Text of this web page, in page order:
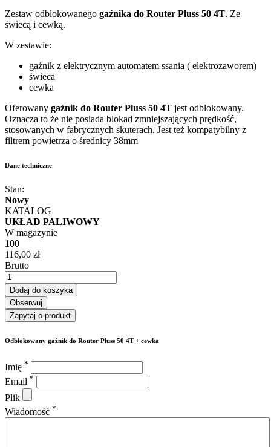
Zestaw odblokowanego gaźnika do Router Pluss 50 4T. Ze
świecą i cewką.
W zestawie:
gaźnik z elektrycznym automatem ssania ( elektrozaworem)
świeca
cewka
Oferowany gaźnik do Router Pluss 50 4T jest odblokowany.
Oznacza to że nie posiada blokad zmniejszających prędkość,
stosowanych w fabrycznych skuterach. Jest też kompatybilny z
filtrem powietrza o średnicy 38mm
Dane techniczne
Stan:
Nowy
KATALOG
UKŁAD PALIWOWY
W magazynie
100
116,00 zł
Brutto
Dodaj do koszyka
Obserwuj
Zapytaj o produkt
Odblokowany gaźnik do Router Pluss 50 4T + cewka
Imię *
Email *
Plik
Wiadomość *